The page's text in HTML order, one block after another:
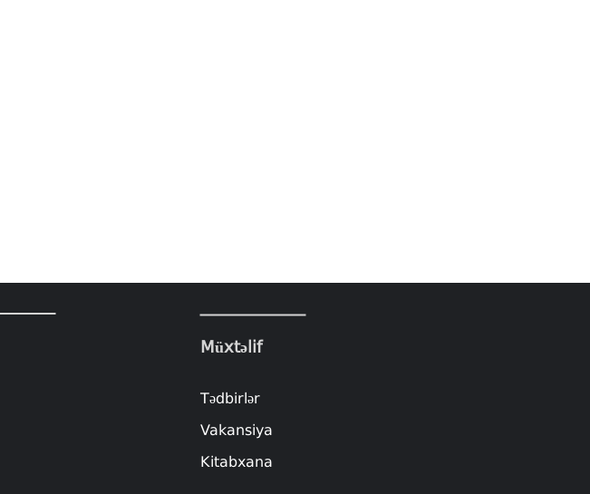
Müxtəlif
Tədbirlər
Vakansiya
Kitabxana